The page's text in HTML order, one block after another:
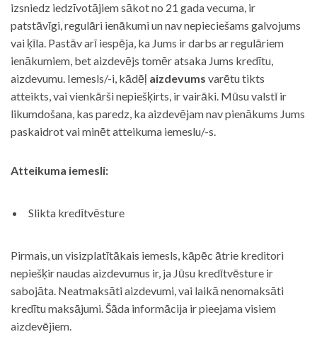
izsniedz iedzīvotājiem sākot no 21 gada vecuma, ir
patstāvīgi, regulāri ienākumi un nav nepieciešams galvojums
vai ķīla. Pastāv arī iespēja, ka Jums ir darbs ar regulāriem
ienākumiem, bet aizdevējs tomēr atsaka Jums kredītu,
aizdevumu. Iemesls/-i, kādēļ aizdevums varētu tikts
atteikts, vai vienkārši nepiešķirts, ir vairāki. Mūsu valstī ir
likumdošana, kas paredz, ka aizdevējam nav pienākums Jums
paskaidrot vai minēt atteikuma iemeslu/-s.
Atteikuma iemesli:
Slikta kredītvēsture
Pirmais, un visizplatītākais iemesls, kāpēc ātrie kreditori
nepiešķir naudas aizdevumus ir, ja Jūsu kredītvēsture ir
sabojāta. Neatmaksāti aizdevumi, vai laikā nenomaksāti
kredītu maksājumi. Šāda informācija ir pieejama visiem
aizdevējiem.